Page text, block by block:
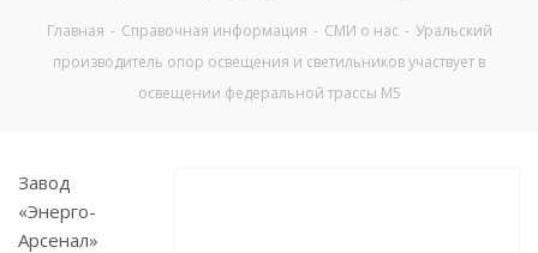
Главная - Справочная информация - СМИ о нас - Уральский
производитель опор освещения и светильников участвует в
освещении федеральной трассы М5
Завод
«Энерго-
Арсенал»